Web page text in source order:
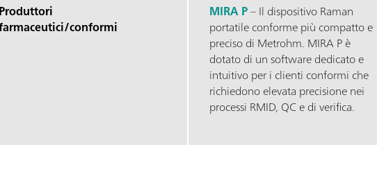
Produttori
conformi
MIRA P– Il dispositivo Raman
portatile conforme più compatto e
preciso di Metrohm. MIRA P è
dotato di un software dedicato e
intuitivo per i clienti conformi che
richiedono elevata precisione nei
processi RMID, QC e di verifica.